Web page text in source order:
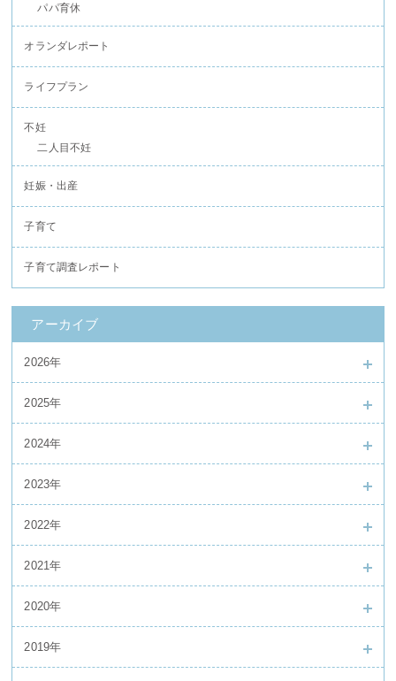
パパ育休
オランダレポート
ライフプラン
不妊
二人目不妊
妊娠・出産
子育て
子育て調査レポート
アーカイブ
2026年
2025年
2024年
2023年
2022年
2021年
2020年
2019年